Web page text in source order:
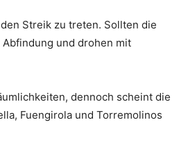
Streik zu treten. Sollten die
und drohen mit
dennoch scheint die
Fuengirola und Torremolinos